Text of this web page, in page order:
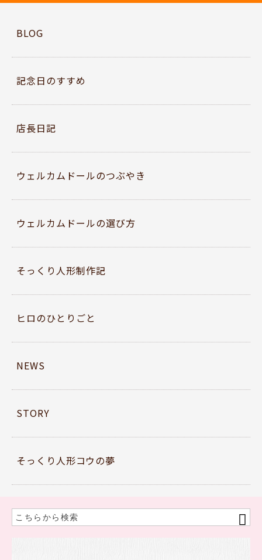
BLOG
記念日のすすめ
店長日記
ウェルカムドールのつぶやき
ウェルカムドールの選び方
そっくり人形制作記
ヒロのひとりごと
NEWS
STORY
そっくり人形コウの夢